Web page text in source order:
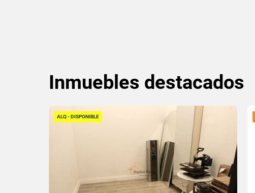
Inmuebles destacados
ALQ - DISPONIBLE